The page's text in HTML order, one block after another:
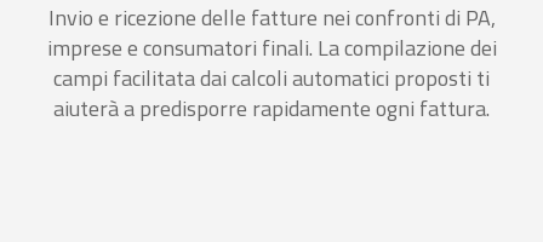
Invio e ricezione delle fatture nei confronti di PA,
imprese e consumatori finali. La compilazione dei
campi facilitata dai calcoli automatici proposti ti
aiuterà a predisporre rapidamente ogni fattura.